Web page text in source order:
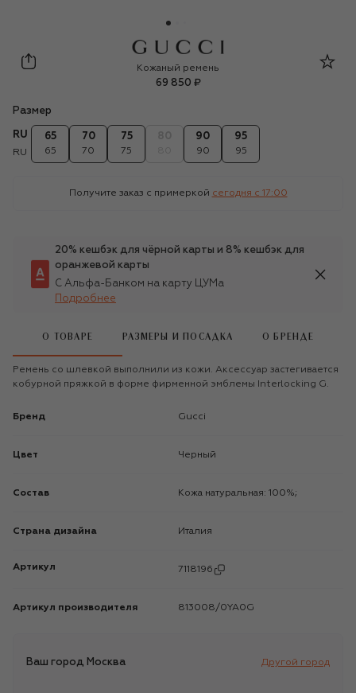
Gucci
Кожаный ремень
69 850 ₽
Размер
RU
RU
65
65
70
70
75
75
90
90
95
95
Получите заказ с примеркой сегодня c 17:00
20% кешбэк для чёрной карты и 8% кешбэк для
оранжевой карты
С Альфа-Банком на карту ЦУМа
Подробнее
О ТОВАРЕ РАЗМЕРЫ И ПОСАДКА О БРЕНДЕ
Ремень со шлевкой выполнили из кожи. Аксессуар застегивается
кобурной пряжкой в форме фирменной эмблемы Interlocking G.
Бренд Gucci
Цвет Черный
Состав Кожа натуральная: 100%;
Страна дизайна Италия
Артикул 7118196
Артикул производителя 813008/0YA0G
Ваш город Москва Другой город